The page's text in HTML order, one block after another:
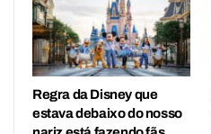
Regra da Disney que
estava debaixo do nosso